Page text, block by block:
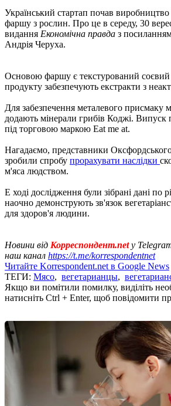
Український стартап почав
фаршу з рослин. Про це в середу, 30
видання Економічна правда з
Андрія Черуха.
Основою фаршу є текстурований
продукту забезпечують екстракти з
Для забезпечення металевого присмаку
додають мінерали грибів Коджі. Випуск
під торговою маркою Eat me at.
Нагадаємо, представники
зробили спробу прорахувати наслідки
м'яса людством.
E ході дослідження були зібрані дані по
наочно демонструють зв'язок
для здоров'я людини.
Новини від Корреспондент.netу
наш канал https://t.me/korrespondentnet
Читайте Korrespondent.net в Google News
ТЕГИ: Мясо, вегетарианцы,
Якщо ви помітили помилку, виділіть
натисніть Ctrl + Enter, щоб повідомити